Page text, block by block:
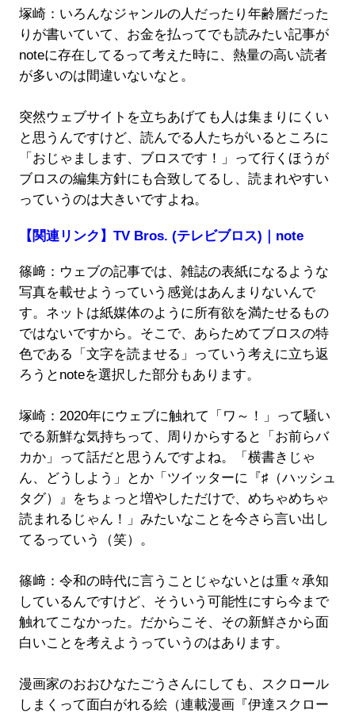
塚崎：いろんなジャンルの人だったり年齢層だった
りが書いていて、お金を払ってでも読みたい記事が
noteに存在してるって考えた時に、熱量の高い読者
が多いのは間違いないなと。
突然ウェブサイトを立ちあげても人は集まりにくい
と思うんですけど、読んでる人たちがいるところに
「おじゃまします、ブロスです！」って行くほうが
ブロスの編集方針にも合致してるし、読まれやすい
っていうのは大きいですよね。
【関連リンク】TV Bros. (テレビブロス)｜note
篠﨑：ウェブの記事では、雑誌の表紙になるような
写真を載せようっていう感覚はあんまりないんで
す。ネットは紙媒体のように所有欲を満たせるもの
ではないですから。そこで、あらためてブロスの特
色である「文字を読ませる」っていう考えに立ち返
ろうとnoteを選択した部分もあります。
塚崎：2020年にウェブに触れて「ワ～！」って騒い
でる新鮮な気持ちって、周りからすると「お前らバ
カか」って話だと思うんですよね。「横書きじゃ
ん、どうしよう」とか「ツイッターに『♯（ハッシュ
タグ）』をちょっと増やしただけで、めちゃめちゃ
読まれるじゃん！」みたいなことを今さら言い出し
てるっていう（笑）。
篠﨑：令和の時代に言うことじゃないとは重々承知
しているんですけど、そういう可能性にすら今まで
触れてこなかった。だからこそ、その新鮮さから面
白いことを考えようっていうのはあります。
漫画家のおおひなたごうさんにしても、スクロール
しまくって面白がれる絵（連載漫画『伊達スクロー